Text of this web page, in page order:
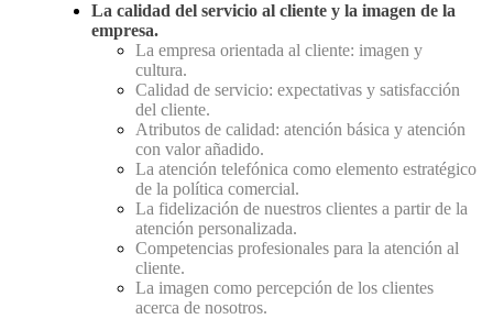
La calidad del servicio al cliente y la imagen de la
empresa.
La empresa orientada al cliente: imagen y
cultura.
Calidad de servicio: expectativas y satisfacción
del cliente.
Atributos de calidad: atención básica y atención
con valor añadido.
La atención telefónica como elemento estratégico
de la política comercial.
La fidelización de nuestros clientes a partir de la
atención personalizada.
Competencias profesionales para la atención al
cliente.
La imagen como percepción de los clientes
acerca de nosotros.